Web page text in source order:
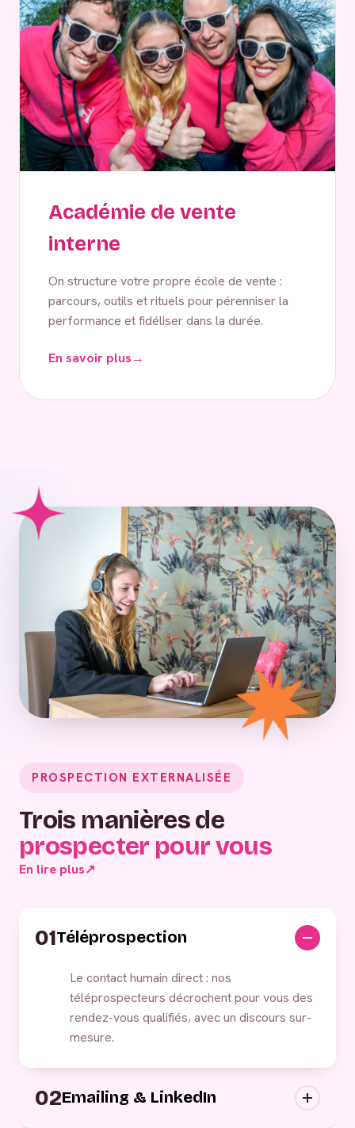
Académie de vente
interne
On structure votre propre école de vente :
parcours, outils et rituels pour pérenniser la
performance et fidéliser dans la durée.
En savoir plus→
PROSPECTION EXTERNALISÉE
Trois manières de
prospecter pour vous
En lire plus↗
01Téléprospection
Le contact humain direct : nos
téléprospecteurs décrochent pour vous des
rendez-vous qualifiés, avec un discours sur-
mesure.
02Emailing & LinkedIn